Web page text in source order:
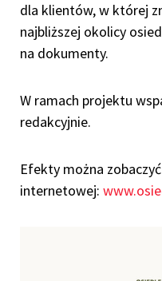
dla klientów, w której
najbliższej okolicy
na dokumenty.
W ramach projektu
redakcyjnie.
Efekty można
internetowej: